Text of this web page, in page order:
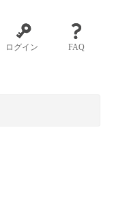
ログイン FAQ